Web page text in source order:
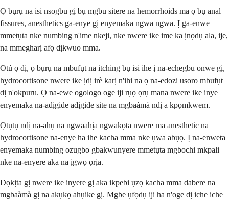
Ọ bụrụ na isi nsogbu gị bụ mgbu sitere na hemorrhoids ma ọ bụ anal
fissures, anesthetics ga-enye gị enyemaka ngwa ngwa. Ị ga-enwe
mmetụta nke numbing n'ime nkeji, nke nwere ike ime ka ịnọdụ ala, ije,
na mmegharị afọ dịkwuo mma.
Otú ọ dị, ọ bụrụ na mbufụt na itching bụ isi ihe ị na-echegbu onwe gị,
hydrocortisone nwere ike ịdị irè karị n'ihi na ọ na-edozi usoro mbufụt
dị n'okpuru. Ọ na-ewe ogologo oge iji rụọ ọrụ mana nwere ike inye
enyemaka na-adịgide adịgide site na mgbaàmà ndị a kpọmkwem.
Ọtụtụ ndị na-ahụ na ngwaahịa ngwakọta nwere ma anesthetic na
hydrocortisone na-enye ha ihe kacha mma nke ụwa abụọ. Ị na-enweta
enyemaka numbing ozugbo gbakwunyere mmetụta mgbochi mkpali
nke na-enyere aka na ịgwọ ọrịa.
Dọkịta gị nwere ike inyere gị aka ikpebi ụzọ kacha mma dabere na
mgbaàmà gị na akụkọ ahụike gị. Mgbe ụfọdụ iji ha n'oge dị iche iche